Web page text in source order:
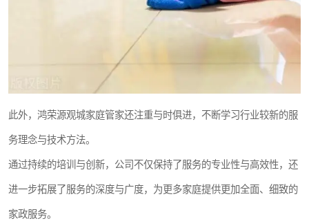
此外，鸿荣源观城家庭管家还注重与时俱进，不断学习行业较新的服
务理念与技术方法。
通过持续的培训与创新，公司不仅保持了服务的专业性与高效性，还
进一步拓展了服务的深度与广度，为更多家庭提供更加全面、细致的
家政服务。